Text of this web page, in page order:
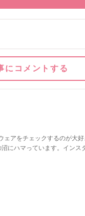
にコメントする
ェアをチェックするのが大
にハマっています。インス